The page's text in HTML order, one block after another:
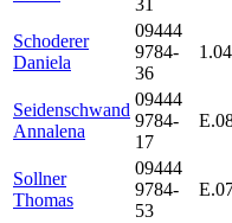
31
Schoderer
Daniela
09444
9784-
36
1.04
Seidenschwand
Annalena
09444
9784-
17
Sollner
Thomas
09444
9784-
53